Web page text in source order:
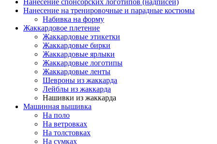
Нанесение на тренировочные и парадные костюмы
Набивка на форму
Жаккардовое плетение
Жаккардовые этикетки
Жаккардовые бирки
Жаккардовые ярлыки
Жаккардовые логотипы
Жаккардовые ленты
Шевроны из жаккарда
Лейблы из жаккарда
Нашивки из жаккарда
Машинная вышивка
На поло
На ветровках
На толстовках
На сумках